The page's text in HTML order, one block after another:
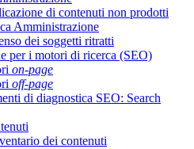
di contenuti non prodotti
Amministrazione
dei soggetti ritratti
per i motori di ricerca (SEO)
on-page
off-page
di diagnostica SEO: Search
dei contenuti